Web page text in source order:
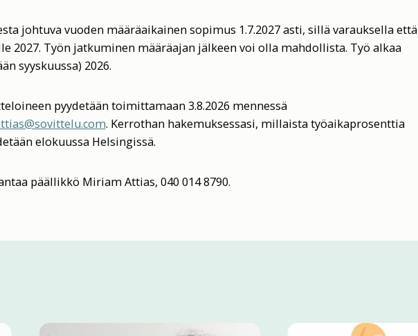
johtuva vuoden määräaikainen sopimus 1.7.2027 asti, sillä varauksella että
2027. Työn jatkuminen määräajan jälkeen voi olla mahdollista. Työ alkaa
syyskuussa) 2026.
pyydetään toimittamaan 3.8.2026 mennessä
. Kerrothan hakemuksessasi, millaista työaikaprosenttia
elokuussa Helsingissä.
päällikkö Miriam Attias, 040 014 8790.